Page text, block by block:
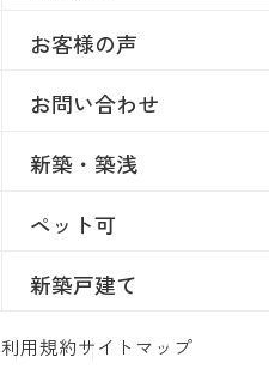
お客様の声
お問い合わせ
新築・築浅
ペット可
新築戸建て
利用規約サイトマップ